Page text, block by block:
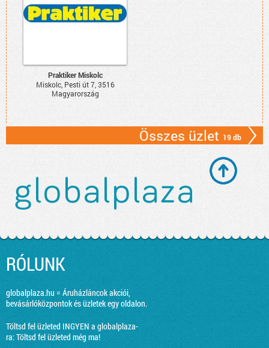
Praktiker Miskolc
Miskolc, Pesti út 7, 3516
Magyarország
Összes üzlet 19 db
RÓLUNK
globalplaza.hu = Áruházláncok akciói,
bevásárlóközpontok és üzletek egy oldalon.
Töltsd fel üzleted INGYEN a globalplaza-
ra:Töltsd fel üzleted még ma!